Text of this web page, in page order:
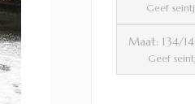
Geef
Maat: 134/
Geef